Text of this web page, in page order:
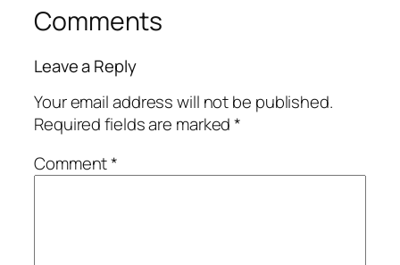
Comments
Leave a Reply
Your email address will not be published.
Required fields are marked*
Comment*